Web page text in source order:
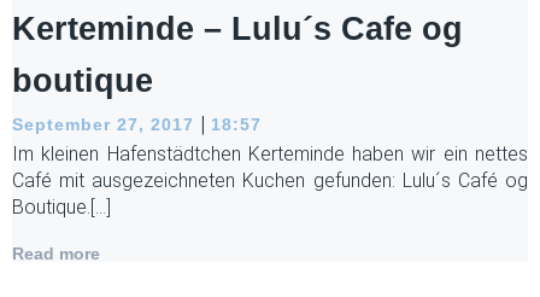
Kerteminde – Lulu´s Cafe og
boutique
September 27, 2017 | 18:57
Im kleinen Hafenstädtchen Kerteminde haben wir ein nettes
Café mit ausgezeichneten Kuchen gefunden: Lulu´s Café og
Boutique.[…]
Read more